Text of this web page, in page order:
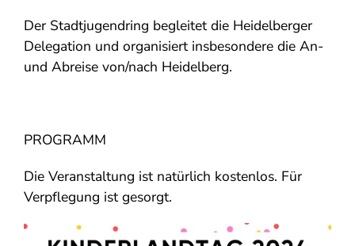
Der Stadtjugendring begleitet die Heidelberger
Delegation und organisiert insbesondere die An-
und Abreise von/nach Heidelberg.
PROGRAMM
Die Veranstaltung ist natürlich kostenlos. Für
Verpflegung ist gesorgt.